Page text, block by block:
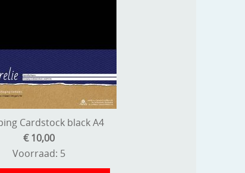
Cardstock black A4
€ 10,00
Voorraad: 5